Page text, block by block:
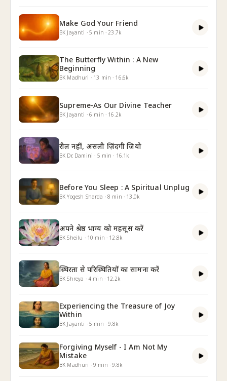
Make God Your Friend
BK Jayanti ·5 min · 23.7k
The Butterfly Within : A New
Beginning
BK Madhuri · 13 min · 16.6k
Supreme-As Our Divine Teacher
BK Jayanti ·6 min · 16.2k
रील नहीं, असली ज़िंदगी जियो
BK Dr. Damini · 5 min · 16.1k
Before You Sleep : A Spiritual Unplug
BK Yogesh Sharda ·8 min · 13.0k
अपने श्रेष्ठ भाग्य को महसूस करें
BK Sheilu · 10 min · 12.8k
स्थिरता से परिस्थितियों का सामना करें
BK Shreya · 4 min · 12.2k
Experiencing the Treasure of Joy
Within
BK Jayanti ·5 min ·9.8k
Forgiving Myself - I Am Not My
Mistake
BK Madhuri ·9 min ·9.8k